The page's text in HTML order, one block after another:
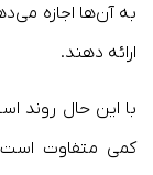
به آن‌ها اجازه
ارائه دهند.
با این حال روند
کمی متفاوت